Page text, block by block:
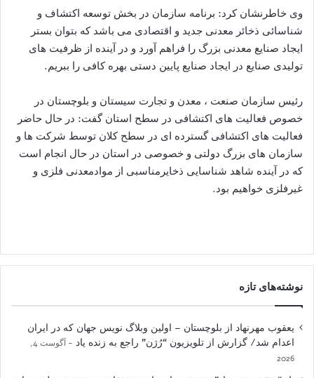
وی خاطرنشان کرد: برنامه سازمان در بخش توسعه اکتشاف و
شناسائی ذخائر معدنی جدید و اقتصادی می باشد که بتوان بستر
ایجاد صنایع معدنی بزرگ را فراهم آورد و در آینده از ظرفیت های
تولیدی صنایع در ایجاد صنایع پایین دستی بهره کافی را ببریم.
رئیس سازمان صنعت ، معدن و تجارت سیستان و بلوچستان در
خصوص فعالیت های اکتشافی در سطح استان گفت: در حال حاضر
فعالیت های اکتشافی گسترده ای در سطح کلان توسط شرکت ها و
سازمان های بزرگ دولتی و خصوصی در استان در حال انجام است
که در آینده شاهد شناسایی ذخایرمناسبی از موادمعدنی فلزی و
غیرفلزی خواهیم بود.
نوشته‌های تازه
یعقوب مهرنهاد از بلوچستان – اولین وبلاگ نویس جهان که در ایران
اعدام شد/ گزارش از تلویزیون “رُژن” راجع به زنده یاد
آگوست 4,
2026